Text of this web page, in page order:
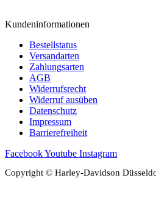
Kundeninformationen
Bestellstatus
Versandarten
Zahlungsarten
AGB
Widerrufsrecht
Widerruf ausüben
Datenschutz
Impressum
Barrierefreiheit
FacebookYoutube Instagram
Copyright © Harley-Davidson